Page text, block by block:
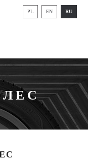
PL EN RU